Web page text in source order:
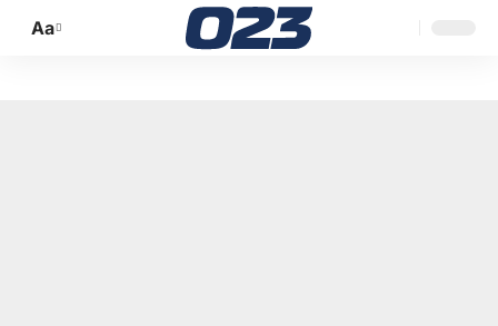
Promijeni
Aa